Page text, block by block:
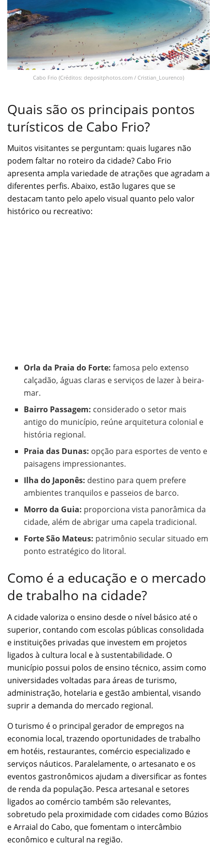
Cabo Frio (Créditos: depositphotos.com / Cristian_Lourenco)
Quais são os principais pontos
turísticos de Cabo Frio?
Muitos visitantes se perguntam: quais lugares não
podem faltar no roteiro da cidade? Cabo Frio
apresenta ampla variedade de atrações que agradam a
diferentes perfis. Abaixo, estão lugares que se
destacam tanto pelo apelo visual quanto pelo valor
histórico ou recreativo:
Orla da Praia do Forte: famosa pelo extenso
calçadão, águas claras e serviços de lazer à beira-
mar.
Bairro Passagem: considerado o setor mais
antigo do município, reúne arquitetura colonial e
história regional.
Praia das Dunas: opção para esportes de vento e
paisagens impressionantes.
Ilha do Japonês: destino para quem prefere
ambientes tranquilos e passeios de barco.
Morro da Guia: proporciona vista panorâmica da
cidade, além de abrigar uma capela tradicional.
Forte São Mateus: patrimônio secular situado em
ponto estratégico do litoral.
Como é a educação e o mercado
de trabalho na cidade?
A cidade valoriza o ensino desde o nível básico até o
superior, contando com escolas públicas consolidada
e instituições privadas que investem em projetos
ligados à cultura local e à sustentabilidade. O
município possui polos de ensino técnico, assim como
universidades voltadas para áreas de turismo,
administração, hotelaria e gestão ambiental, visando
suprir a demanda do mercado regional.
O turismo é o principal gerador de empregos na
economia local, trazendo oportunidades de trabalho
em hotéis, restaurantes, comércio especializado e
serviços náuticos. Paralelamente, o artesanato e os
eventos gastronômicos ajudam a diversificar as fontes
de renda da população. Pesca artesanal e setores
ligados ao comércio também são relevantes,
sobretudo pela proximidade com cidades como Búzios
e Arraial do Cabo, que fomentam o intercâmbio
econômico e cultural na região.